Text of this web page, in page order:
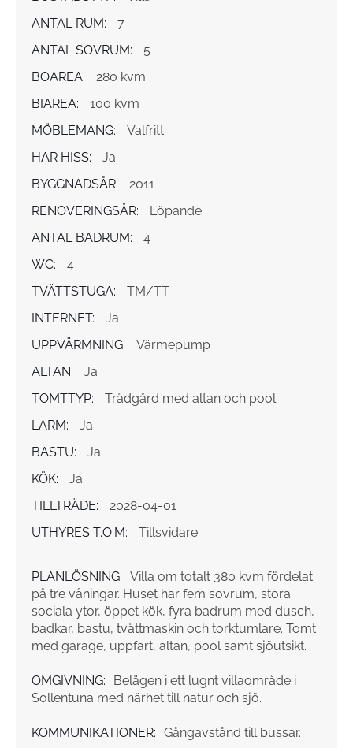
ANTAL RUM:
7
ANTAL SOVRUM:
5
BOAREA:
280 kvm
BIAREA:
100 kvm
MÖBLEMANG:
Valfritt
HAR HISS:
Ja
BYGGNADSÅR:
2011
RENOVERINGSÅR:
Löpande
ANTAL BADRUM:
4
WC:
4
TVÄTTSTUGA:
TM/TT
INTERNET:
Ja
UPPVÄRMNING:
Värmepump
ALTAN:
Ja
TOMTTYP:
Trädgård med altan och pool
LARM:
Ja
BASTU:
Ja
KÖK:
Ja
TILLTRÄDE:
2028-04-01
UTHYRES T.O.M:
Tillsvidare
PLANLÖSNING: Villa om totalt 380 kvm fördelat
på tre våningar. Huset har fem sovrum, stora
sociala ytor, öppet kök, fyra badrum med dusch,
badkar, bastu, tvättmaskin och torktumlare. Tomt
med garage, uppfart, altan, pool samt sjöutsikt.
OMGIVNING:
Belägen i ett lugnt villaområde i
Sollentuna med närhet till natur och sjö.
KOMMUNIKATIONER: Gångavstånd till bussar.